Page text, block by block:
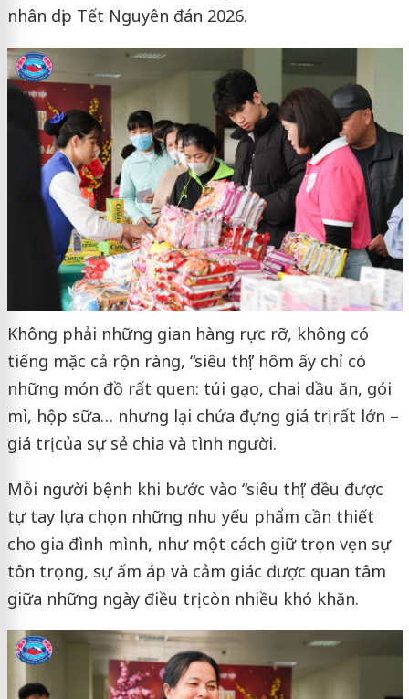
nhân dịp Tết Nguyên đán 2026.
Không phải những gian hàng rực rỡ, không có
tiếng mặc cả rộn ràng, “siêu thị” hôm ấy chỉ có
những món đồ rất quen: túi gạo, chai dầu ăn, gói
mì, hộp sữa… nhưng lại chứa đựng giá trị rất lớn –
giá trị của sự sẻ chia và tình người.
Mỗi người bệnh khi bước vào “siêu thị” đều được
tự tay lựa chọn những nhu yếu phẩm cần thiết
cho gia đình mình, như một cách giữ trọn vẹn sự
tôn trọng, sự ấm áp và cảm giác được quan tâm
giữa những ngày điều trị còn nhiều khó khăn.